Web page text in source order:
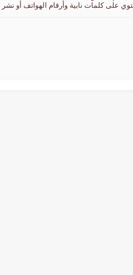
على كلمات نابية وأرقام الهواتف أو